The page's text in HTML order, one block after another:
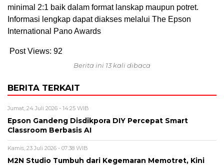
minimal 2:1 baik dalam format lanskap maupun potret.
Informasi lengkap dapat diakses melalui The Epson
International Pano Awards
Post Views: 92
Berita ini 13 kali dibaca
BERITA TERKAIT
Jumat, 24 Juli 2026 - 14:25 WIB
Epson Gandeng Disdikpora DIY Percepat Smart
Classroom Berbasis AI
Kamis, 23 Juli 2026 - 07:38 WIB
M2N Studio Tumbuh dari Kegemaran Memotret, Kini